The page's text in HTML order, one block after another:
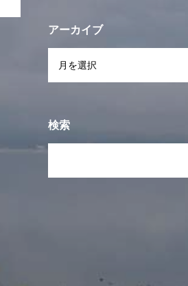
アーカイブ
検索